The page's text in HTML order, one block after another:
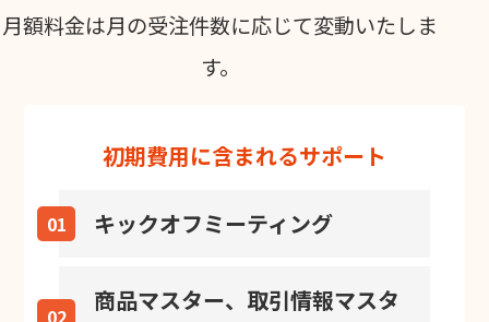
月額料金は月の受注件数に応じて変動いたしま
す。
初期費用に含まれるサポート
01 キックオフミーティング
02
商品マスター、取引情報マスタ